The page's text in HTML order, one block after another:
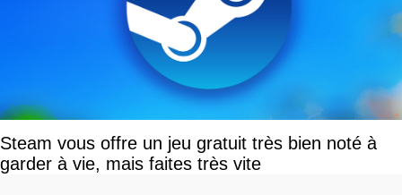
Steam vous offre un jeu gratuit très bien noté à
garder à vie, mais faites très vite